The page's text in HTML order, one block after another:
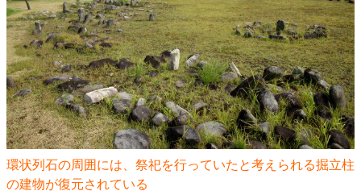
環状列石の周囲には、祭祀を行っていたと考えられる掘立柱
の建物が復元されている